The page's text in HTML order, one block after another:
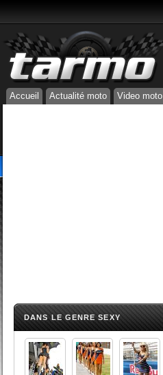
Accueil Actualité moto Video moto
DANS LE GENRE SEXY